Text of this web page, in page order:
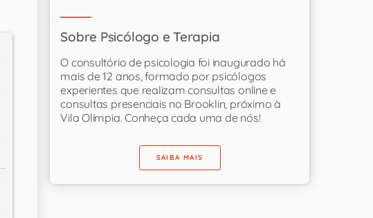
Sobre Psicólogo e Terapia
O consultório de psicologia foi inaugurado há
mais de 12 anos, formado por psicólogos
experientes que realizam consultas online e
consultas presenciais no Brooklin, próximo à
Vila Olímpia. Conheça cada uma de nós!
SAIBA MAIS